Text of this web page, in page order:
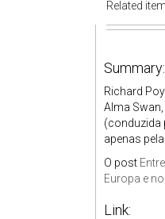
Related
Summary:
Richard
Alma
(conduzida
apenas
O post
Europa e
Link: